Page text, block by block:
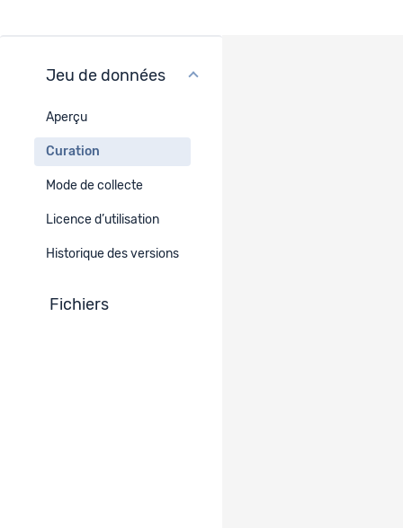
Jeu de données
Aperçu
Curation
Mode de collecte
Licence d’utilisation
Historique des versions
Fichiers
Visualisation des données
https://devisu.forscenter.ch/index.php/catalog/SHP